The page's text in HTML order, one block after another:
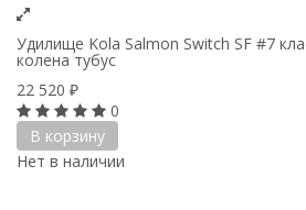
Удилище Kola Salmon Switch SF #7
колена тубус
22 520 ₽
0
В корзину
Нет в наличии